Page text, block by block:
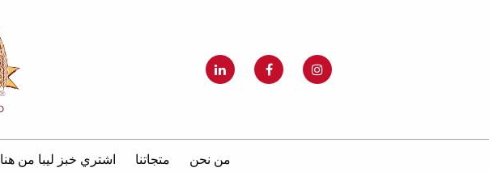
من نحن متجاتنا اشتري خبز ليبا من هنا